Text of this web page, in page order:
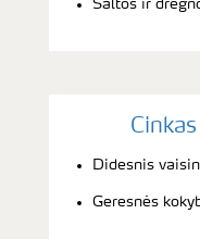
Šaltos ir
Didesnis
Geresnės